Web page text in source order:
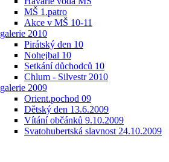
MŠ 1.patro
Akce v MŠ 10-11
galerie 2010
Pirátský den 10
Nohejbal 10
Setkání důchodců 10
Chlum - Silvestr 2010
galerie 2009
Orient.pochod 09
Dětský den 13.6.2009
Vítání občánků 9.10.2009
Svatohubertská slavnost 24.10.2009